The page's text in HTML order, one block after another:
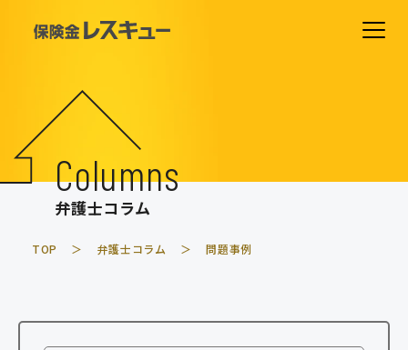
解決事例
Columns
弁護士コラム
TOP 弁護士コラム 問題事例